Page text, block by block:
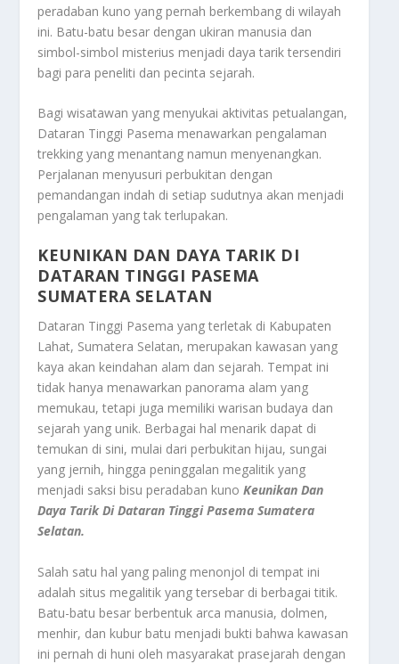
peradaban kuno yang pernah berkembang di wilayah
ini. Batu-batu besar dengan ukiran manusia dan
simbol-simbol misterius menjadi daya tarik tersendiri
bagi para peneliti dan pecinta sejarah.
Bagi wisatawan yang menyukai aktivitas petualangan,
Dataran Tinggi Pasema menawarkan pengalaman
trekking yang menantang namun menyenangkan.
Perjalanan menyusuri perbukitan dengan
pemandangan indah di setiap sudutnya akan menjadi
pengalaman yang tak terlupakan.
KEUNIKAN DAN DAYA TARIK DI
DATARAN TINGGI PASEMA
SUMATERA SELATAN
Dataran Tinggi Pasema yang terletak di Kabupaten
Lahat, Sumatera Selatan, merupakan kawasan yang
kaya akan keindahan alam dan sejarah. Tempat ini
tidak hanya menawarkan panorama alam yang
memukau, tetapi juga memiliki warisan budaya dan
sejarah yang unik. Berbagai hal menarik dapat di
temukan di sini, mulai dari perbukitan hijau, sungai
yang jernih, hingga peninggalan megalitik yang
menjadi saksi bisu peradaban kuno Keunikan Dan
Daya Tarik Di Dataran Tinggi Pasema Sumatera
Selatan.
Salah satu hal yang paling menonjol di tempat ini
adalah situs megalitik yang tersebar di berbagai titik.
Batu-batu besar berbentuk arca manusia, dolmen,
menhir, dan kubur batu menjadi bukti bahwa kawasan
ini pernah di huni oleh masyarakat prasejarah dengan